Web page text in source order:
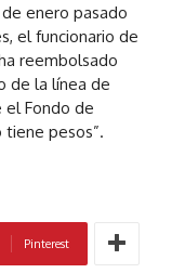
enero pasado
el funcionario de
reembolsado
de la línea de
el Fondo de
tiene pesos”.
Pinterest